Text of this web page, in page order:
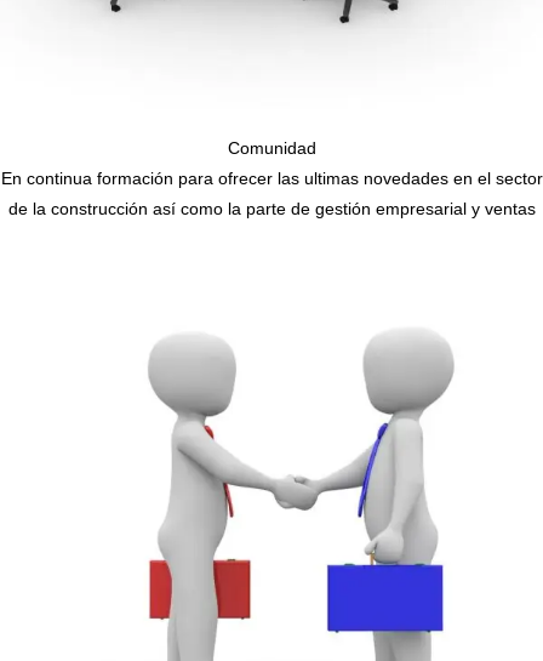
Comunidad
En continua formación para ofrecer las ultimas novedades en el sector
de la construcción así como la parte de gestión empresarial y ventas